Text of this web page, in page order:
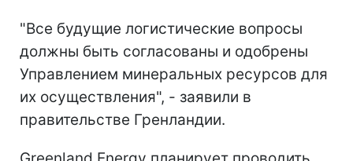
"Все будущие логистические вопросы
должны быть согласованы и одобрены
Управлением минеральных ресурсов для
их осуществления", - заявили в
правительстве Гренландии.